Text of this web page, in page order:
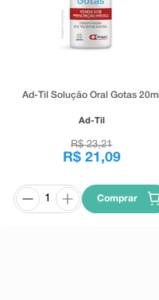
Ad-Til Solução Oral Gotas 20ml
Ad-Til
R$ 23,21
R$ 21 ,09
Comprar